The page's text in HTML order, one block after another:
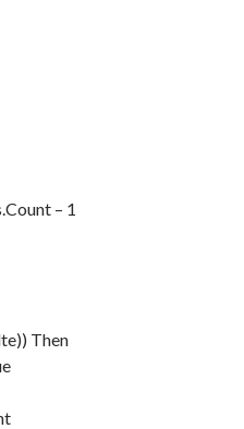
– 1
Then